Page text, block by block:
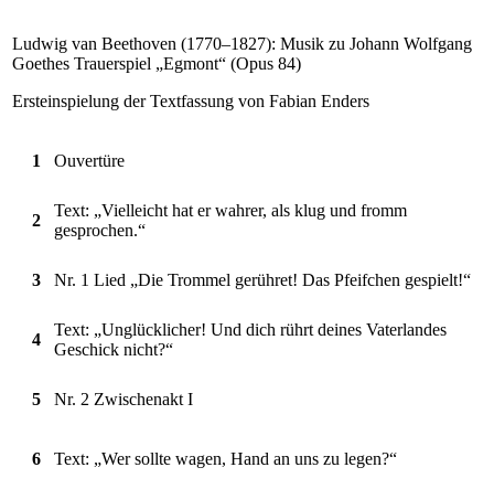
Ludwig van Beethoven (1770–1827): Musik zu Johann Wolfgang
Goethes Trauerspiel „Egmont“ (Opus 84)
Ersteinspielung der Textfassung von Fabian Enders
1 Ouvertüre
2
Text: „Vielleicht hat er wahrer, als klug und fromm
gesprochen.“
3 Nr. 1 Lied „Die Trommel gerühret! Das Pfeifchen gespielt!“
4
Text: „Unglücklicher! Und dich rührt deines Vaterlandes
Geschick nicht?“
5 Nr. 2 Zwischenakt I
6 Text: „Wer sollte wagen, Hand an uns zu legen?“